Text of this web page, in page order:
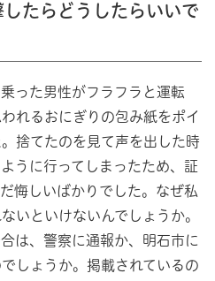
たらどうしたらいいで
った男性がフラフラと運転
れるおにぎりの包み紙をポイ
捨てたのを見て声を出した時
うに行ってしまったため、証
悔しいばかりでした。なぜ私
いといけないんでしょうか。
は、警察に通報か、明石市に
しょうか。掲載されているの